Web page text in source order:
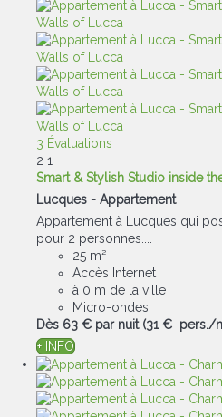
3 Évaluations
2 1
Smart & Stylish Studio inside
Lucques - Appartement
Appartement à Lucques qui
pour 2 personnes....
25 m²
Accès Internet
à 0 m de la ville
Micro-ondes
Dès 63 € par nuit (31 € pers./
+ INFO